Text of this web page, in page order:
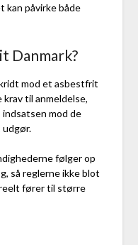
kan påvirke både
Danmark?
mod et asbestfrit
til anmeldelse,
mod de
udgør.
følger op
så reglerne ikke blot
fører til større